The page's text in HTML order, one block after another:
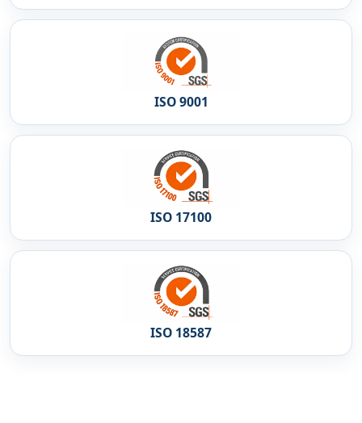
ISO 9001
ISO 17100
ISO 18587